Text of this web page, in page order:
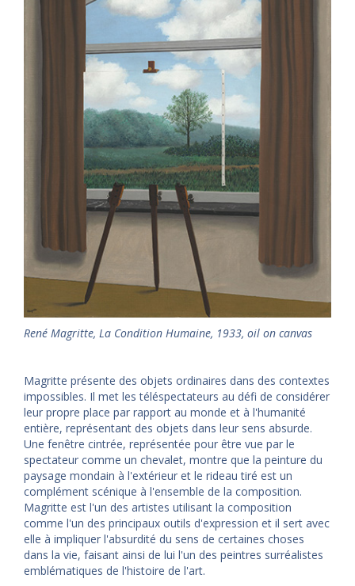
René Magritte, La Condition Humaine, 1933, oil on canvas
Magritte présente des objets ordinaires dans des contextes
impossibles. Il met les téléspectateurs au défi de considérer
leur propre place par rapport au monde et à l'humanité
entière, représentant des objets dans leur sens absurde.
Une fenêtre cintrée, représentée pour être vue par le
spectateur comme un chevalet, montre que la peinture du
paysage mondain à l'extérieur et le rideau tiré est un
complément scénique à l'ensemble de la composition.
Magritte est l'un des artistes utilisant la composition
comme l'un des principaux outils d'expression et il sert avec
elle à impliquer l'absurdité du sens de certaines choses
dans la vie, faisant ainsi de lui l'un des peintres surréalistes
emblématiques de l'histoire de l'art.